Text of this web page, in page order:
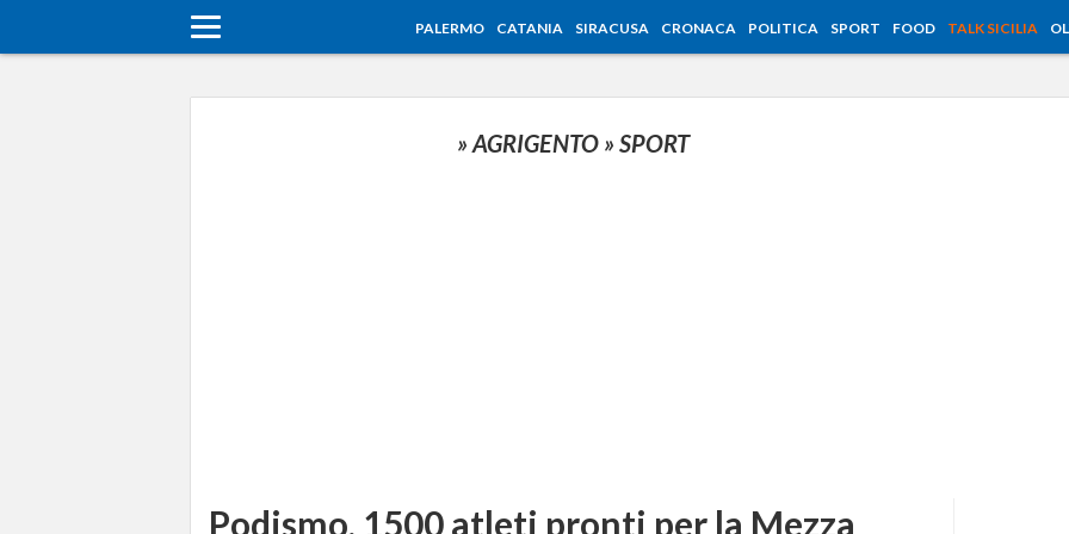
PALERMO CATANIA SIRACUSA CRONACA POLITICA SPORT FOOD TALK SICILIA
» AGRIGENTO » SPORT
Podismo, 1500 atleti pronti per la Mezza